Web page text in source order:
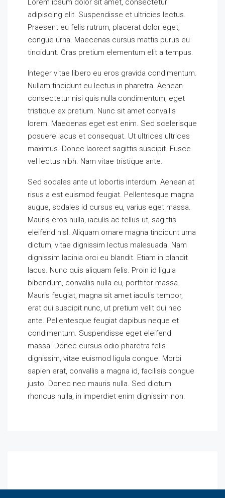
Lorem ipsum dolor sit amet, consectetur
adipiscing elit. Suspendisse et ultricies lectus.
Praesent eu felis rutrum, placerat dolor eget,
congue urna. Maecenas cursus mattis purus eu
tincidunt. Cras pretium elementum elit a tempus.
Integer vitae libero eu eros gravida condimentum.
Nullam tincidunt eu lectus in pharetra. Aenean
consectetur nisi quis nulla condimentum, eget
tristique ex pretium. Nunc sit amet convallis
lorem. Maecenas eget est enim. Sed scelerisque
posuere lacus et consequat. Ut ultrices ultrices
maximus. Donec laoreet sagittis suscipit. Fusce
vel lectus nibh. Nam vitae tristique ante.
Sed sodales ante ut lobortis interdum. Aenean at
risus a est euismod feugiat. Pellentesque magna
augue, sodales id cursus eu, varius eget massa.
Mauris eros nulla, iaculis ac tellus ut, sagittis
eleifend nisl. Aliquam ornare magna tincidunt urna
dictum, vitae dignissim lectus malesuada. Nam
dignissim lacinia orci eu blandit. Etiam in blandit
lacus. Nunc quis aliquam felis. Proin id ligula
bibendum, convallis nulla eu, porttitor massa.
Mauris feugiat, magna sit amet iaculis tempor,
erat dui suscipit nunc, ut pretium velit dui nec
ante. Pellentesque feugiat dapibus neque et
condimentum. Suspendisse eget eleifend
massa. Donec cursus odio pharetra felis
dignissim, vitae euismod ligula congue. Morbi
sapien erat, convallis a magna id, facilisis congue
justo. Donec nec mauris nulla. Sed dictum
rhoncus nulla, in imperdiet enim dignissim non.